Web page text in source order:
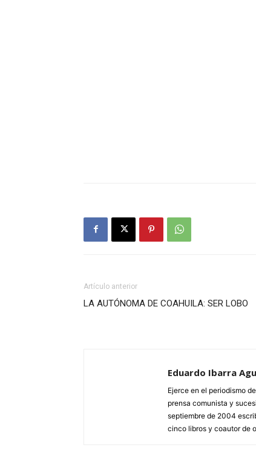
Artículo anterior
LA AUTÓNOMA DE COAHUILA: SER LOBO
Eduardo Ibarra
Ejerce en el periodismo
prensa comunista y
septiembre de 2004
cinco libros y coautor de